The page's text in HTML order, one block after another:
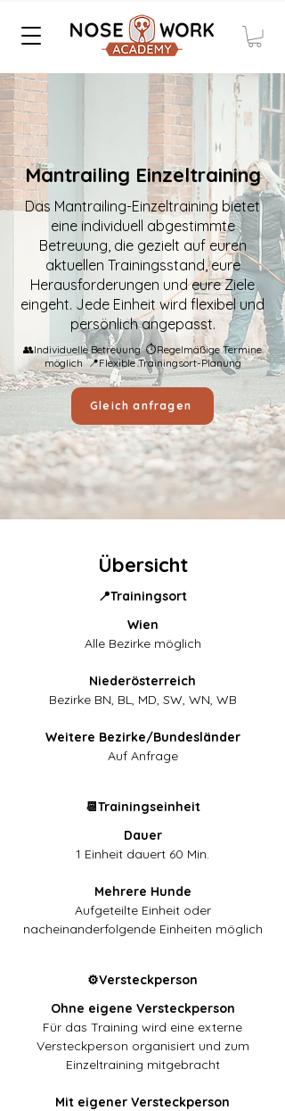
Mantrailing Einzeltraining
Das Mantrailing-Einzeltraining bietet
eine individuell abgestimmte
Betreuung, die gezielt auf euren
aktuellen Trainingsstand, eure
Herausforderungen und eure Ziele
eingeht. Jede Einheit wird flexibel und
persönlich angepasst.
👥Individuelle Betreuung ⏱️Regelmäßige Termine
möglich 📍Flexible Trainingsort-Planung
Gleich anfragen
Übersicht
📍Trainingsort
Wien
Alle Bezirke möglich
Niederösterreich
Bezirke BN, BL, MD, SW, WN, WB
Weitere Bezirke/Bundesländer
Auf Anfrage
📆Trainingseinheit
Dauer
1 Einheit dauert 60 Min.
Mehrere Hunde
Aufgeteilte Einheit oder
nacheinanderfolgende Einheiten möglich
⚙️Versteckperson
Ohne eigene Versteckperson
Für das Training wird eine externe
Versteckperson organisiert und zum
Einzeltraining mitgebracht
Mit eigener Versteckperson